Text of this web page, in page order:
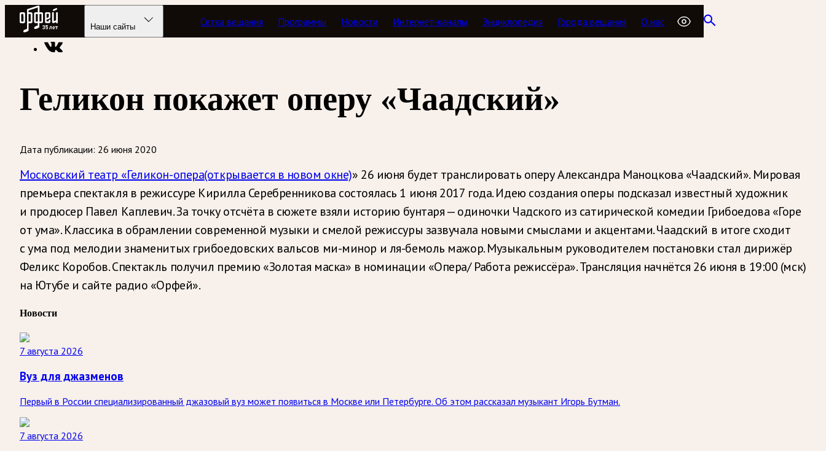
Радио Орфей
Наши сайты Сетка вещания Программы Новости Интернет-каналы Энциклопедия Города вещания О нас
Радио классической музыки «Орфей» «Телевизор» классики
Геликон покажет оперу «Чаадский»
Дата публикации: 26 июня 2020
Московский театр «Геликон-опера(открывается в новом окне)» 26 июня будет транслировать оперу Александра Маноцкова «Чаадский». Мировая
премьера спектакля в режиссуре Кирилла Серебренникова состоялась 1 июня 2017 года. Идею создания оперы подсказал известный художник
и продюсер Павел Каплевич. За точку отсчёта в сюжете взяли историю бунтаря — одиночки Чадского из сатирической комедии Грибоедова «Горе
от ума». Классика в обрамлении современной музыки и смелой режиссуры зазвучала новыми смыслами и акцентами. Чаадский в итоге сходит
с ума под мелодии знаменитых грибоедовских вальсов ми-минор и ля-бемоль мажор. Музыкальным руководителем постановки стал дирижёр
Феликс Коробов. Спектакль получил премию «Золотая маска» в номинации «Опера/ Работа режиссёра». Трансляция начнётся 26 июня в 19:00 (мск)
на Ютубе и сайте радио «Орфей».
Новости
7 августа 2026
Вуз для джазменов
Первый в России специализированный джазовый вуз может появиться в Москве или Петербурге. Об этом рассказал музыкант Игорь Бутман.
7 августа 2026